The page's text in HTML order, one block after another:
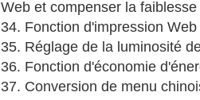
Web et compenser la
34. Fonction d'impression Web
35. Réglage de la luminosité
36. Fonction d'économie
37. Conversion de menu